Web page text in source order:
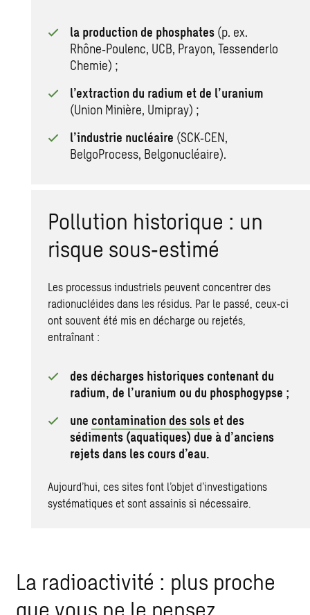
la production de phosphates (p. ex.
Rhône‑Poulenc, UCB, Prayon, Tessenderlo
Chemie) ;
l’extraction du radium et de l’uranium
(Union Minière, Umipray) ;
l’industrie nucléaire (SCK‑CEN,
BelgoProcess, Belgonucléaire).
Pollution historique : un
risque sous‑estimé
Les processus industriels peuvent concentrer des
radionucléides dans les résidus. Par le passé, ceux‑ci
ont souvent été mis en décharge ou rejetés,
entraînant :
des décharges historiques contenant du
radium, de l’uranium ou du phosphogypse ;
une contamination des sols et des
sédiments (aquatiques) due à d’anciens
rejets dans les cours d’eau.
Aujourd’hui, ces sites font l’objet d’investigations
systématiques et sont assainis si nécessaire.
La radioactivité : plus proche
que vous ne le pensez